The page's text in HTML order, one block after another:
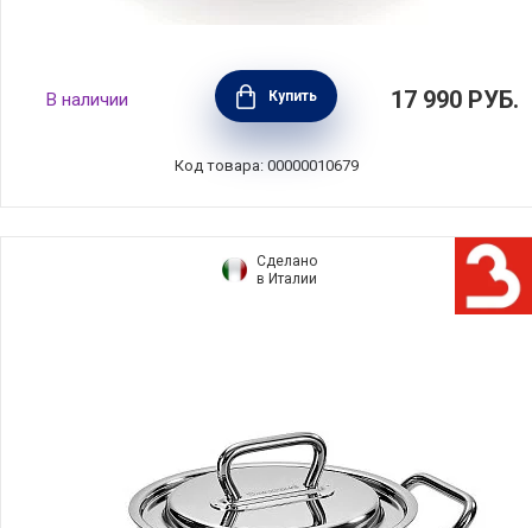
Кастрюля с крышкой Chef 1,7 л диаметр 16
см, нержавеющая сталь 18/10, BEKA,
Бельгия, 12061164
В наличии Купить 17 990 РУБ.
Код товара: 00000010679
Сделано
в Италии